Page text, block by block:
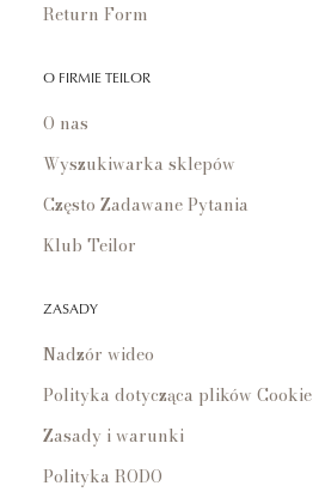
Return Form
O FIRMIE TEILOR
O nas
Wyszukiwarka sklepów
Często Zadawane Pytania
Klub Teilor
ZASADY
Nadzór wideo
Polityka dotycząca plików Cookie
Zasady i warunki
Polityka RODO